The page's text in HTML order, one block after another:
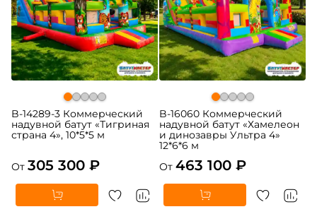
B-14289-3 Коммерческий
надувной батут «Тигриная
страна 4», 10*5*5 м
От 305 300 ₽
B-16060 Коммерческий
надувной батут «Хамелеон
и динозавры Ультра 4»
12*6*6 м
От 463 100 ₽